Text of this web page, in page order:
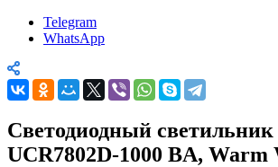
Telegram
WhatsApp
Светодиодный светильник
UCR7802D-1000 BA, Warm